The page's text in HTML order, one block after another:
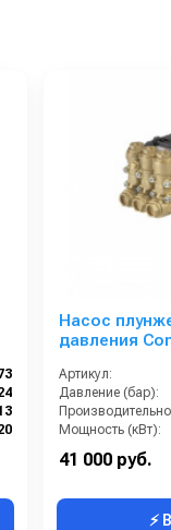
Насос
давления
мм п.в.
Артикул:
Давление (бар):
Мощность (кВт):
41 000 руб.
⚡